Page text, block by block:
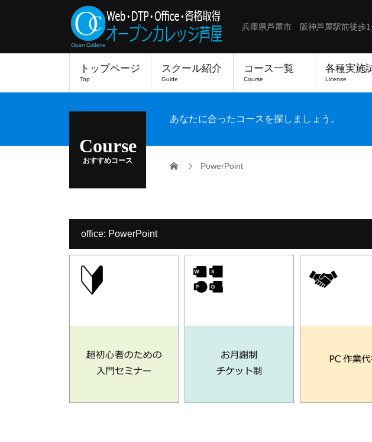
兵庫県芦屋市 阪神芦屋駅前徒歩1
トップページ
Top
スクール紹介
Guide
コース一覧
Course
各種実施
License
Course
おすすめコース
あなたに合ったコースを探しましょう。
PowerPoint
office: PowerPoint